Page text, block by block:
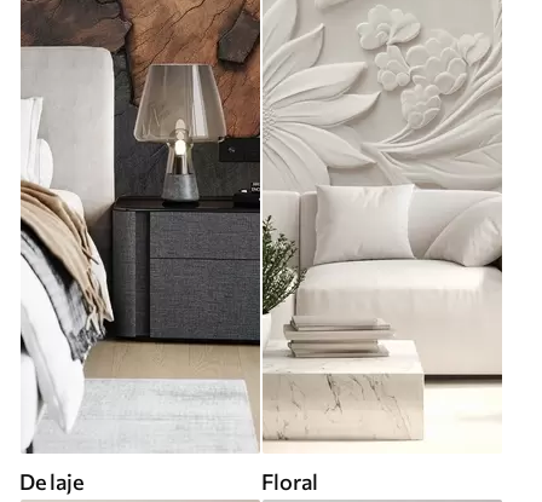
De laje Floral